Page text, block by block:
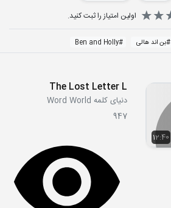
اولین امتیاز را ثبت کنید.
#بن اند هالی #
Ben and Holly
12:40
The Lost Letter L
دنیای کلمه Word World
947